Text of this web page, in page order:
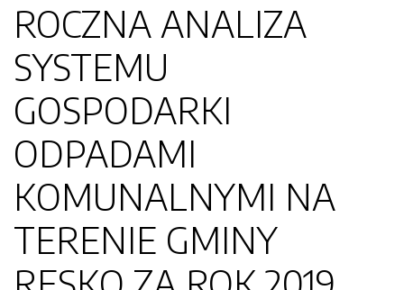
ROCZNA ANALIZA
SYSTEMU
GOSPODARKI
ODPADAMI
KOMUNALNYMI NA
TERENIE GMINY